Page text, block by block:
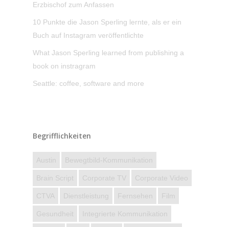
Erzbischof zum Anfassen
10 Punkte die Jason Sperling lernte, als er ein
Buch auf Instagram veröffentlichte
What Jason Sperling learned from publishing a
book on instragram
Seattle: coffee, software and more
Begrifflichkeiten
Austin Bewegtbild-Kommunikation
Brain Script Corporate TV Corporate Video
CTVA Dienstleistung Fernsehen Film
Gesundheit Integrierte Kommunikation